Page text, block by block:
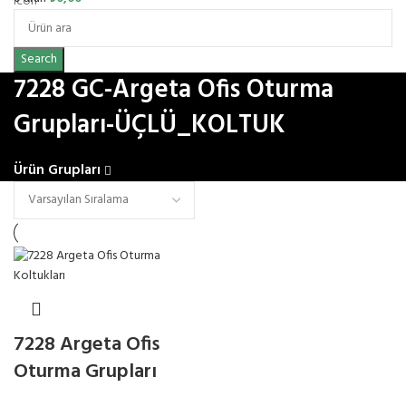
Search
7228 GC-Argeta Ofis Oturma
Grupları-ÜÇLÜ_KOLTUK
Ürün Grupları
7228 Argeta Ofis
Oturma Grupları